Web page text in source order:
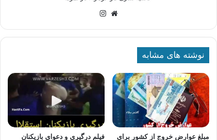
وبسایت
نوشته های مشابه
مبلغ عوارض خروج از کشور برای
فیلم درگیری و دعوای بازیکنان